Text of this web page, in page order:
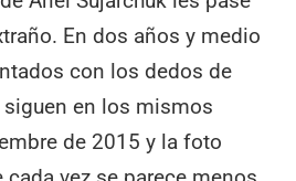
En dos años y medio
con los dedos de
en los mismos
de 2015 y la foto